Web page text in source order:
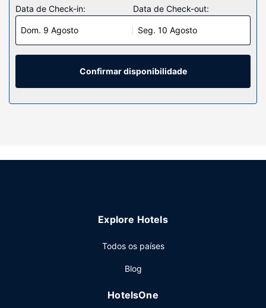
Sinta-se em casa num dos 59 quartos com um televisor
LCD. As camas têm colchões pillowtop, para um sono
pleno de conforto. O acesso à internet sem fios permite-
lhe estar sempre contactável. Ao final do dia, assista a
uma seleção de canais via satélite. As casas de banho
privativas dispõem de um polibã, artigos de higiene grátis
Serviço do hotel
grátis, serviços de concierge e um televisor no espaço
bar/pastelaria. Peça o seu cocktail favorito no bar/lounge.
pequeno-almoço buffet grátis, servido diariamente entre
As principais comodidades incluem computadores, jornais
Data de Check-in:
Dom. 9 Agosto
Data de Check-out:
Seg. 10 Agosto
Confirmar disponibilidade
Explore Hotels
Todos os países
Blog
HotelsOne